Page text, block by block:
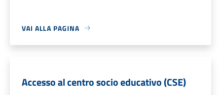
VAI ALLA PAGINA
Accesso al centro socio educativo (CSE)